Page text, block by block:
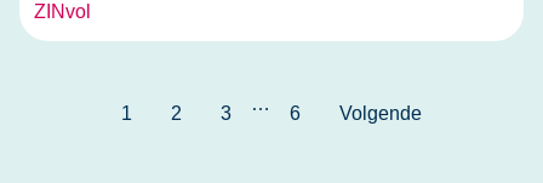
ZINvol
1 2 3 … 6 Volgende